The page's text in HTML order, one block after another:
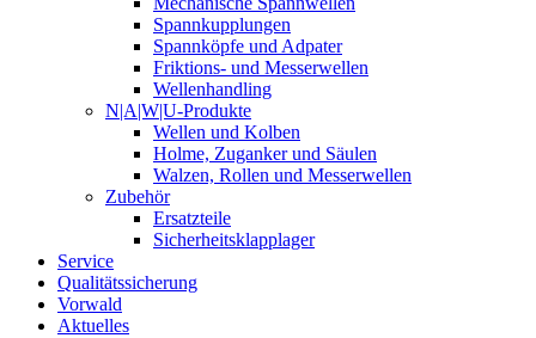
Spannkupplungen
Spannköpfe und Adpater
Friktions- und Messerwellen
Wellenhandling
N|A|W|U-Produkte
Wellen und Kolben
Holme, Zuganker und Säulen
Walzen, Rollen und Messerwellen
Zubehör
Ersatzteile
Sicherheitsklapplager
Service
Qualitätssicherung
Vorwald
Aktuelles